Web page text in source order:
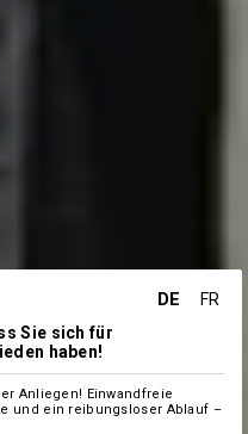
DE
FR
Sie sich für
haben!
Anliegen! Einwandfreie
und ein reibungsloser Ablauf –